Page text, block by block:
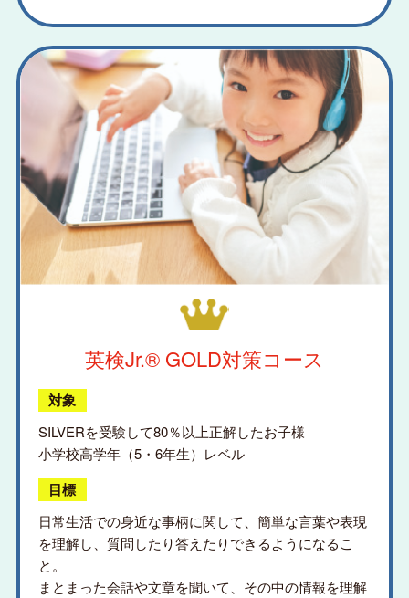
英検Jr.® GOLD対策コース
対象
SILVERを受験して80％以上正解したお子様
小学校高学年（5・6年生）レベル
目標
日常生活での身近な事柄に関して、簡単な言葉や表現
を理解し、質問したり答えたりできるようになるこ
と。
まとまった会話や文章を聞いて、その中の情報を理解